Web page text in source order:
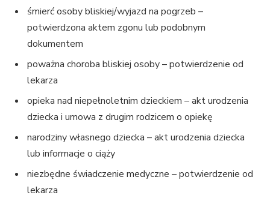
śmierć osoby bliskiej/wyjazd na pogrzeb –
potwierdzona aktem zgonu lub podobnym
dokumentem
poważna choroba bliskiej osoby – potwierdzenie od
lekarza
opieka nad niepełnoletnim dzieckiem – akt urodzenia
dziecka i umowa z drugim rodzicem o opiekę
narodziny własnego dziecka – akt urodzenia dziecka
lub informacje o ciąży
niezbędne świadczenie medyczne – potwierdzenie od
lekarza